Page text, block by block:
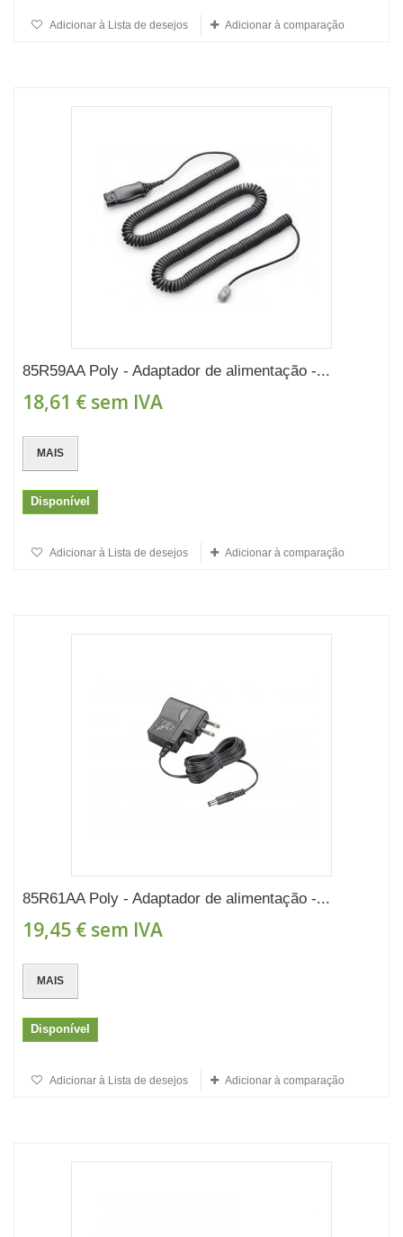
Adicionar à Lista de desejos Adicionar à comparação
85R59AA Poly - Adaptador de alimentação -...
18,61 € sem IVA
MAIS
Disponível
Adicionar à Lista de desejos Adicionar à comparação
85R61AA Poly - Adaptador de alimentação -...
19,45 € sem IVA
MAIS
Disponível
Adicionar à Lista de desejos Adicionar à comparação